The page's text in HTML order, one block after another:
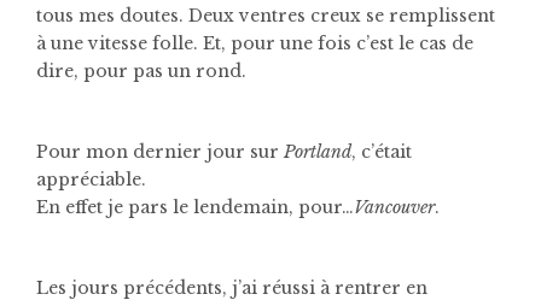
tous mes doutes. Deux ventres creux se remplissent
à une vitesse folle. Et, pour une fois c’est le cas de
dire, pour pas un rond.
Pour mon dernier jour sur Portland, c’était
appréciable.
En effet je pars le lendemain, pour…Vancouver.
Les jours précédents, j’ai réussi à rentrer en